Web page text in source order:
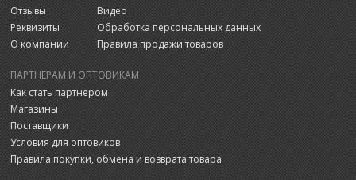
Отзывы
Реквизиты
О компании
Видео
Обработка персональных данных
Правила продажи товаров
ПАРТНЕРАМ И ОПТОВИКАМ
Как стать партнером
Магазины
Поставщики
Условия для оптовиков
Правила покупки, обмена и возврата товара